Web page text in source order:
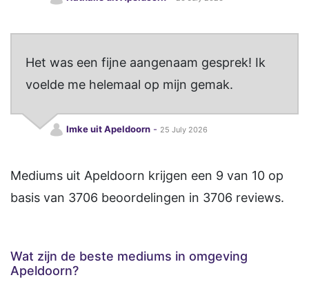
Het was een fijne aangenaam gesprek! Ik
voelde me helemaal op mijn gemak.
Imke uit Apeldoorn- 25 July 2026
Mediums uit Apeldoorn krijgen een 9 van 10 op
basis van 3706 beoordelingen in 3706 reviews.
Wat zijn de beste mediums in omgeving
Apeldoorn?